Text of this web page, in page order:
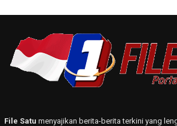
File Satu menyajikan berita-berita terkini yang